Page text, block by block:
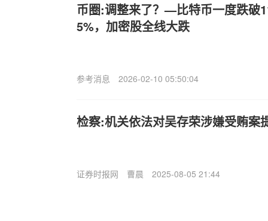
币圈:调整来了？—比特币一度跌破
5%，加密股全线大跌
参考消息 2026-02-10 05:50:04
检察:机关依法对吴存荣涉嫌受贿案
证券时报网 曹晨 2025-08-05 21:44